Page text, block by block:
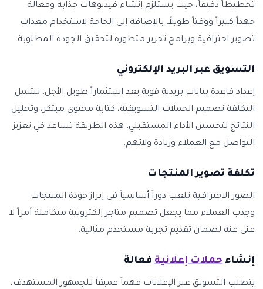
تخطيطاً دقيقاً، حيث يستلزم إنشاء فيديوهات جذابة وفعالة
جهداً كبيراً ووقتاً طويلاً، بالإضافة إلى الحاجة لاستخدام معدات
تصوير احترافية وبرامج تحرير متطورة لتحقيق الجودة المطلوبة.
التسويق عبر البريد الإلكتروني
إعداد قاعدة بيانات بريدية قوية يعد استثماراً طويل الأجل، تشمل
التكلفة تصميم الحملات التسويقية، كتابة محتوى مبتكر، وتحليل
النتائج لتحسين الأداء المستقبلي، هذه الطريقة تساعد في تعزيز
التواصل مع العملاء وزيادة ولائهم.
تكلفة تصوير المنتجات
الصور الاحترافية تلعب دوراً أساسياً في إبراز جودة المنتجات
وجذب العملاء مما يجعل تصميم متاجر إلكترونية متكاملة أمراً لا
غنى عنه لضمان تقديم تجربة مستخدم مثالية.
إنشاء حملات إعلانية فعالة
يتطلب التسويق عبر الإعلانات فهماً عميقاََ للجمهور المستهدف،